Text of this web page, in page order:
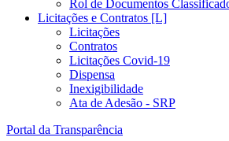
Rol de Documentos
Licitações e Contratos [L]
Licitações
Contratos
Licitações Covid-19
Dispensa
Inexigibilidade
Ata de Adesão - SRP
Portal da Transparência